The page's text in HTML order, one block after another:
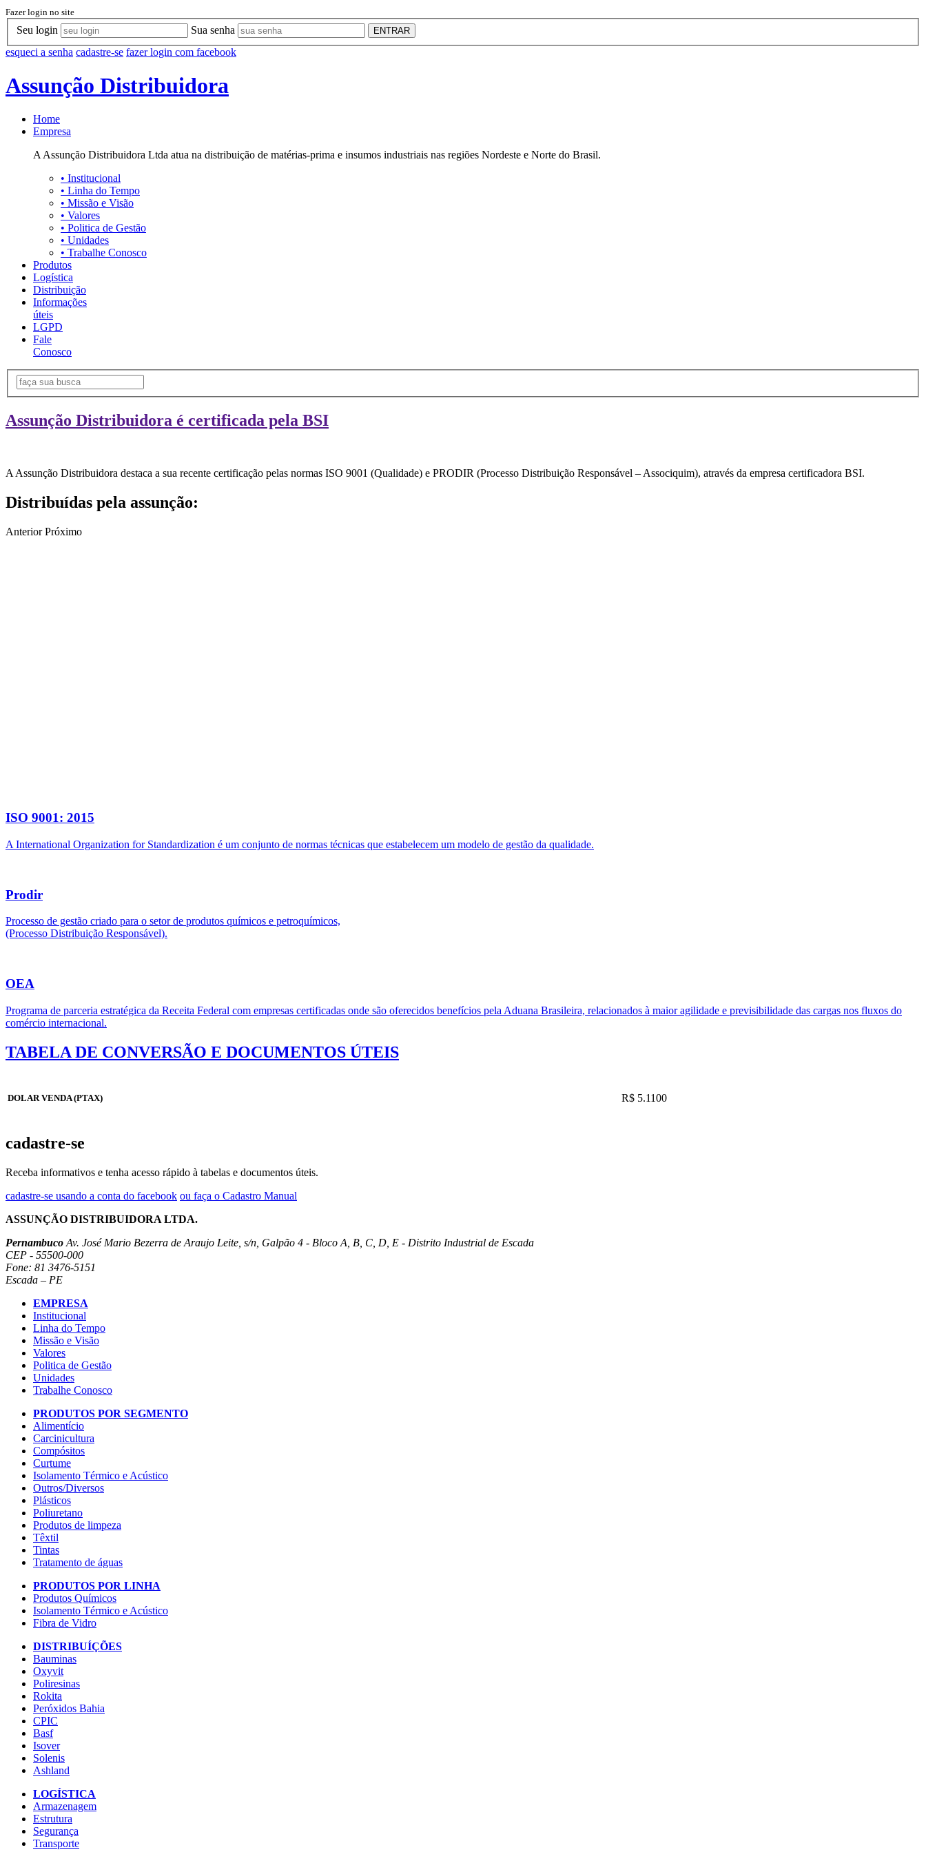
Fazer login no site
Seu login Sua senha ENTRAR
esqueci a senha cadastre-se fazer login com facebook
Assunção Distribuidora
Home
Empresa
A Assunção Distribuidora Ltda atua na distribuição de matérias-prima e insumos industriais nas regiões Nordeste e Norte do Brasil.
• Institucional
• Linha do Tempo
• Missão e Visão
• Valores
• Politica de Gestão
• Unidades
• Trabalhe Conosco
Produtos
Logística
Distribuição
Informações
úteis
LGPD
Fale
Conosco
Assunção Distribuidora é certificada pela BSI
A Assunção Distribuidora destaca a sua recente certificação pelas normas ISO 9001 (Qualidade) e PRODIR (Processo Distribuição Responsável – Associquim), através da empresa certificadora BSI.
Distribuídas pela assunção:
Anterior Próximo
ISO 9001: 2015
A International Organization for Standardization é um conjunto de normas técnicas que estabelecem um modelo de gestão da qualidade.
Prodir
Processo de gestão criado para o setor de produtos químicos e petroquímicos,
(Processo Distribuição Responsável).
OEA
Programa de parceria estratégica da Receita Federal com empresas certificadas onde são oferecidos benefícios pela Aduana Brasileira, relacionados à maior agilidade e previsibilidade das cargas nos fluxos do
comércio internacional.
TABELA DE CONVERSÃO E DOCUMENTOS ÚTEIS
DOLAR VENDA (PTAX) R$ 5.1100
cadastre-se
Receba informativos e tenha acesso rápido à tabelas e documentos úteis.
cadastre-se usando a conta do facebook ou faça o Cadastro Manual
ASSUNÇÃO DISTRIBUIDORA LTDA.
Pernambuco Av. José Mario Bezerra de Araujo Leite, s/n, Galpão 4 - Bloco A, B, C, D, E - Distrito Industrial de Escada
CEP - 55500-000
Fone: 81 3476-5151
Escada – PE
EMPRESA
Institucional
Linha do Tempo
Missão e Visão
Valores
Politica de Gestão
Unidades
Trabalhe Conosco
PRODUTOS POR SEGMENTO
Alimentício
Carcinicultura
Compósitos
Curtume
Isolamento Térmico e Acústico
Outros/Diversos
Plásticos
Poliuretano
Produtos de limpeza
Têxtil
Tintas
Tratamento de águas
PRODUTOS POR LINHA
Produtos Químicos
Isolamento Térmico e Acústico
Fibra de Vidro
DISTRIBUÍÇÕES
Bauminas
Oxyvit
Poliresinas
Rokita
Peróxidos Bahia
CPIC
Basf
Isover
Solenis
Ashland
LOGÍSTICA
Armazenagem
Estrutura
Segurança
Transporte